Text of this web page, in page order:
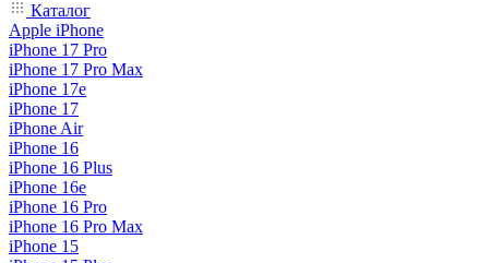
Каталог
Apple iPhone
iPhone 17 Pro
iPhone 17 Pro Max
iPhone 17e
iPhone 17
iPhone Air
iPhone 16
iPhone 16 Plus
iPhone 16e
iPhone 16 Pro
iPhone 16 Pro Max
iPhone 15